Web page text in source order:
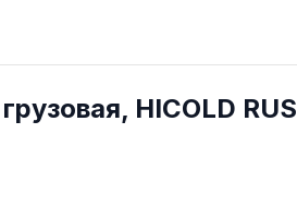
HICOLD RUS